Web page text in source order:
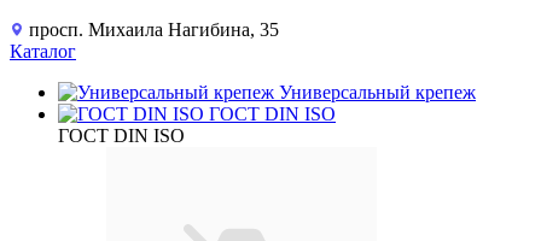
просп. Михаила Нагибина, 35
Каталог
Универсальный крепеж
ГОСТ DIN ISO
ГОСТ DIN ISO